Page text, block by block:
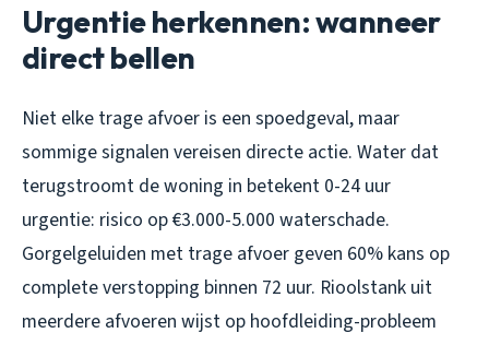
Urgentie herkennen: wanneer
direct bellen
Niet elke trage afvoer is een spoedgeval, maar
sommige signalen vereisen directe actie. Water dat
terugstroomt de woning in betekent 0-24 uur
urgentie: risico op €3.000-5.000 waterschade.
Gorgelgeluiden met trage afvoer geven 60% kans op
complete verstopping binnen 72 uur. Rioolstank uit
meerdere afvoeren wijst op hoofdleiding-probleem